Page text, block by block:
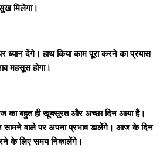
मिलेगा।
देंगे। हाथ किया काम पूरा करने का प्रयास
महसूस होगा।
का बहुत ही खूबसूरत और अच्छा दिन आया है।
वाले पर अपना प्रभाव डालेंगे। आज के दिन
के लिए समय निकालेंगे।